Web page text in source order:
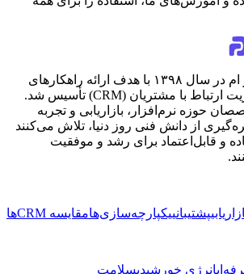
شرکت پرشین سی آر ام در سال ۱۳۹۸ با هدف ارائه راهکارهای
نوآورانه در حوزه مدیریت ارتباط با مشتریان (CRM) تأسیس شد.
حوزه نرم‌افزار، بازاریابی و تجربه
از دانش فنی روز دنیا، تلاش می‌کنند
و قابل‌اعتماد برای رشد و موفقیت
پشتیبانییکپارچه‌سازی‌هامقایسه CRMها
انرژی خورشیدیسلامت